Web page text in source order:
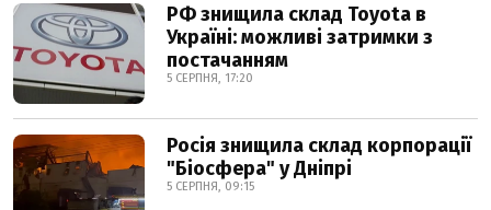
РФ знищила склад Toyota в
Україні: можливі затримки з
постачанням
5 СЕРПНЯ, 17:20
Росія знищила склад корпорації
"Біосфера" у Дніпрі
5 СЕРПНЯ, 09:15